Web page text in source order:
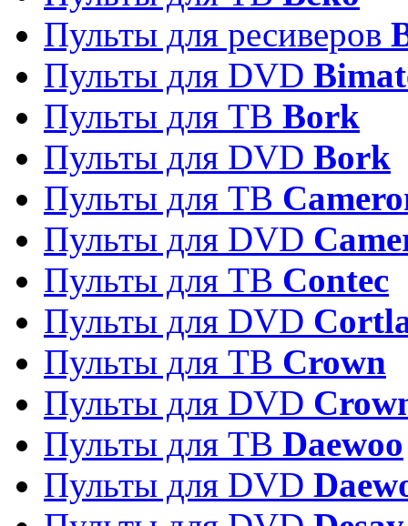
Пульты для ресиверов
Пульты для DVD
Пульты для ТВ Bork
Пульты для DVD Bork
Пульты для ТВ
Пульты для DVD
Пульты для ТВ Contec
Пульты для DVD
Пульты для ТВ Crown
Пульты для DVD
Пульты для ТВ Daewoo
Пульты для DVD